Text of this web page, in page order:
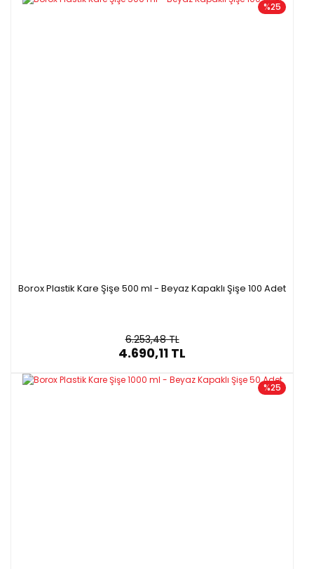
%25
Borox Plastik Kare Şişe 500 ml - Beyaz Kapaklı Şişe 100 Adet
6.253,48 TL
4.690,11 TL
%25